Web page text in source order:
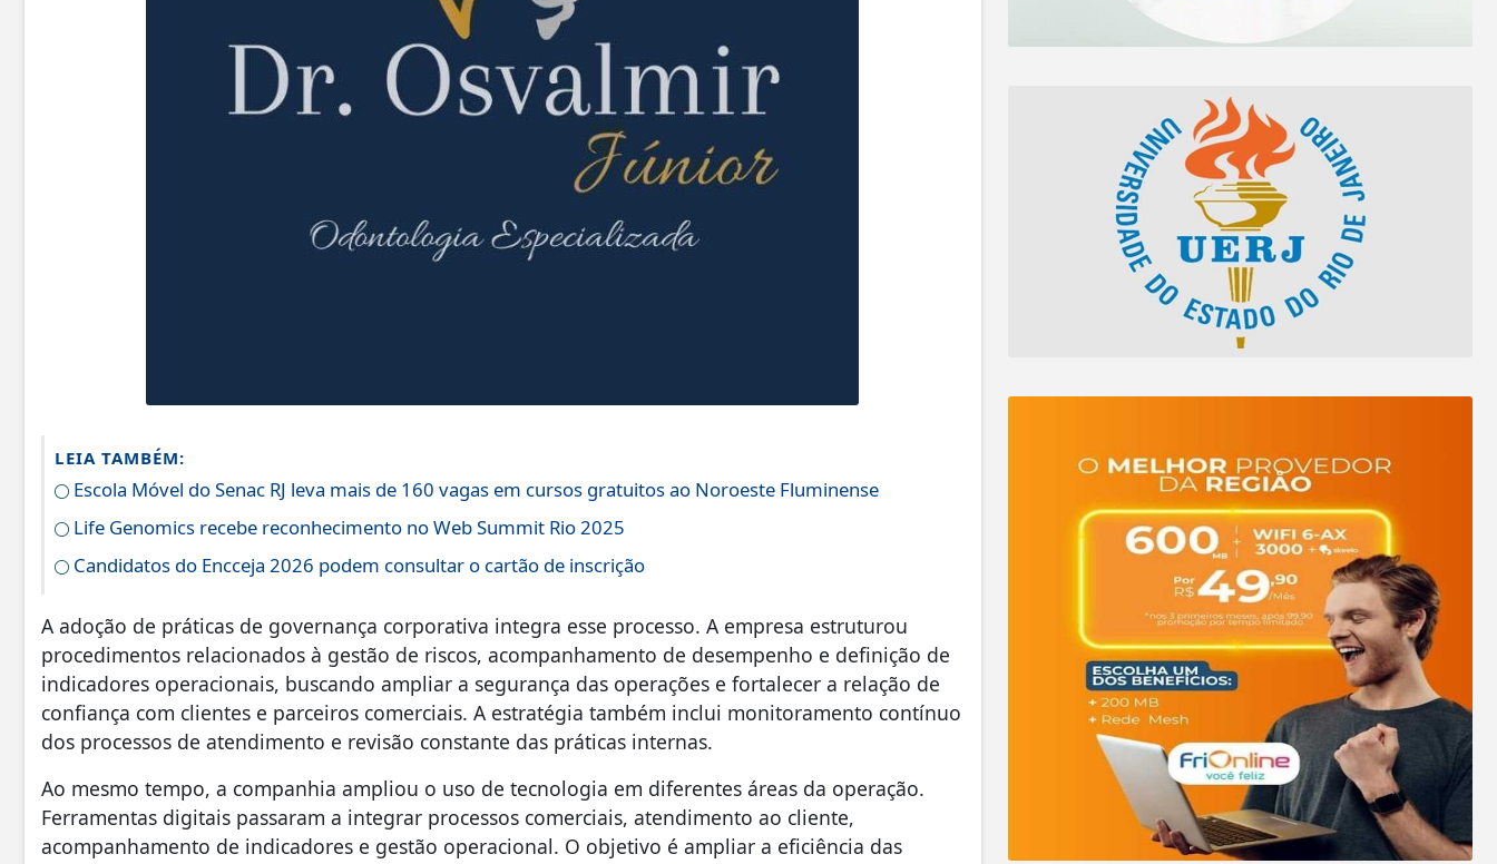
LEIA TAMBÉM:
Escola Móvel do Senac RJ leva mais de 160 vagas em cursos gratuitos ao Noroeste Fluminense
Life Genomics recebe reconhecimento no Web Summit Rio 2025
Candidatos do Encceja 2026 podem consultar o cartão de inscrição
A adoção de práticas de governança corporativa integra esse processo. A empresa estruturou
procedimentos relacionados à gestão de riscos, acompanhamento de desempenho e definição de
indicadores operacionais, buscando ampliar a segurança das operações e fortalecer a relação de
confiança com clientes e parceiros comerciais. A estratégia também inclui monitoramento contínuo
dos processos de atendimento e revisão constante das práticas internas.
Ao mesmo tempo, a companhia ampliou o uso de tecnologia em diferentes áreas da operação.
Ferramentas digitais passaram a integrar processos comerciais, atendimento ao cliente,
acompanhamento de indicadores e gestão operacional. O objetivo é ampliar a eficiência das